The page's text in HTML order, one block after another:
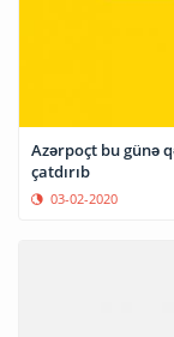
Azərpoçt bu günə
çatdırıb
03-02-2020